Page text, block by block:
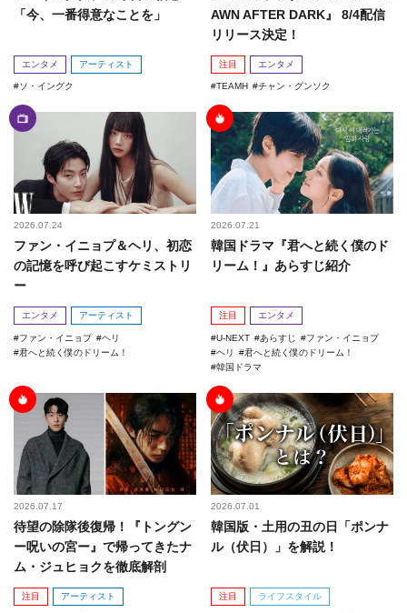
「今、一番得意なことを」
エンタメ アーティスト
ソ・イングク
AWN AFTER DARK』 8/4配信
リリース決定！
注目 エンタメ
TEAMH チャン・グンソク
2026.07.24
ファン・イニョプ＆ヘリ、初恋
の記憶を呼び起こすケミストリ
ー
エンタメ アーティスト
ファン・イニョプ
ヘリ
君へと続く僕のドリーム！
2026.07.21
韓国ドラマ『君へと続く僕のド
リーム！』あらすじ紹介
注目 エンタメ
U-NEXT あらすじ
ファン・イニョプ
ヘリ
君へと続く僕のドリーム！
韓国ドラマ
2026.07.17
待望の除隊後復帰！『トングン
ー呪いの宮ー』で帰ってきたナ
ム・ジュヒョクを徹底解剖
注目 アーティスト
2026.07.01
韓国版・土用の丑の日「ポンナ
ル（伏日）」を解説！
注目 ライフスタイル